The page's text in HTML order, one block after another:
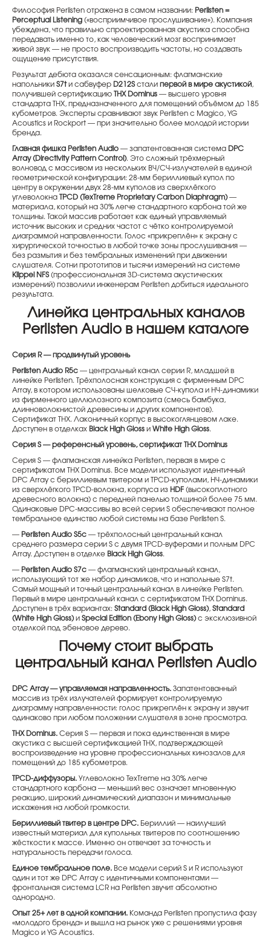
Философия Perlisten отражена в самом названии: Perlisten =
Perceptual Listening («восприимчивое прослушивание»). Компания
убеждена, что правильно спроектированная акустика способна
передавать именно то, как человеческий мозг воспринимает
живой звук — не просто воспроизводить частоты, но создавать
ощущение присутствия.
Результат дебюта оказался сенсационным: флагманские
напольники S7tи сабвуфер D212Sстали первой в мире акустикой,
получившей сертификацию THX Dominus — высшего уровня
стандарта THX, предназначенного для помещений объёмом до 185
кубометров. Эксперты сравнивают звук Perlisten с Magico, YG
Acoustics и Rockport — при значительно более молодой истории
бренда.
Главная фишка Perlisten Audio — запатентованная система DPC
Array (Directivity Pattern Control). Это сложный трёхмерный
волновод с массивом из нескольких ВЧ/СЧ-излучателей в единой
геометрической конфигурации: 28-мм бериллиевый купол по
центру в окружении двух 28-мм куполов из сверхлёгкого
углеволокна TPCD (TexTreme Proprietary Carbon Diaphragm)—
материала, который на 30% легче стандартного карбона той же
толщины. Такой массив работает как единый управляемый
источник высоких и средних частот с чётко контролируемой
диаграммой направленности. Голос «прикреплён» к экрану с
хирургической точностью в любой точке зоны прослушивания —
без размытия и без тембральных изменений при движении
слушателя. Сотни прототипов и тысячи измерений на системе
Klippel NFS(профессиональная 3D-система акустических
измерений) позволили инженерам Perlisten добиться идеального
результата.
Линейка центральных каналов
Perlisten Audio в нашем каталоге
Серия R — продвинутый уровень
Perlisten Audio R5c — центральный канал серии R, младшей в
линейке Perlisten. Трёхполосная конструкция с фирменным DPC
Array, в котором использованы шелковые СЧ-купола и НЧ-динамики
из фирменного целлюлозного композита (смесь бамбука,
длинноволокнистой древесины и других компонентов).
Сертификат THX. Лаконичный корпус в высокоглянцевом лаке.
Доступен в отделках Black High Gloss и White High Gloss.
Серия S — референсный уровень, сертификат THX Dominus
Серия S — флагманская линейка Perlisten, первая в мире с
сертификатом THX Dominus. Все модели используют идентичный
DPC Array с бериллиевым твитером и TPCD-куполами, НЧ-динамики
из сверхлёгкого TPCD-волокна, корпуса из HDF (высокоплотного
древесного волокна) с передней панелью толщиной более 75 мм.
Одинаковые DPC-массивы во всей серии S обеспечивают полное
тембральное единство любой системы на базе Perlisten S.
— Perlisten Audio S5c — трёхполосный центральный канал
среднего размера серии S с двумя TPCD-вуферами и полным DPC
Array. Доступен в отделке Black High Gloss.
— Perlisten Audio S7c — флагманский центральный канал,
использующий тот же набор динамиков, что и напольные S7t.
Самый мощный и точный центральный канал в линейке Perlisten.
Первый в мире центральный канал с сертификатом THX Dominus.
Доступен в трёх вариантах: Standard (Black High Gloss), Standard
(White High Gloss)и Special Edition (Ebony High Gloss)с эксклюзивной
отделкой под эбеновое дерево.
Почему стоит выбрать
центральный канал Perlisten Audio
DPC Array — управляемая направленность. Запатентованный
массив из трёх излучателей формирует контролируемую
диаграмму направленности: голос прикреплён к экрану и звучит
одинаково при любом положении слушателя в зоне просмотра.
THX Dominus. Серия S — первая и пока единственная в мире
акустика с высшей сертификацией THX, подтверждающей
воспроизведение на уровне профессиональных кинозалов для
помещений до 185 кубометров.
TPCD-диффузоры. Углеволокно TexTreme на 30% легче
стандартного карбона — меньший вес означает мгновенную
реакцию, широкий динамический диапазон и минимальные
искажения на любой громкости.
Бериллиевый твитер в центре DPC. Бериллий — наилучший
известный материал для купольных твитеров по соотношению
жёсткости к массе. Именно он отвечает за точность и
натуральность передачи голоса.
Единое тембральное поле. Все модели серий S и R используют
один и тот же DPC Array с идентичными компонентами —
фронтальная система LCR на Perlisten звучит абсолютно
однородно.
Опыт 25+ лет в одной компании. Команда Perlisten пропустила фазу
«молодого бренда» и вышла на рынок уже с решениями уровня
Magico и YG Acoustics.